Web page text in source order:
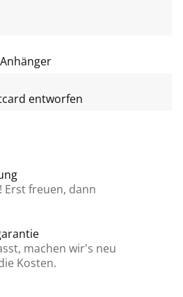
Erst freuen, dann
machen wir’s neu
Kosten.
entworfen